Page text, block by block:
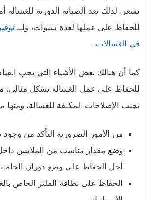
تشعر، لذلك تعد الصيانة الدورية للغسالة
للحفاظ على عملها لعدة سنوات، ولــ
في الغسالات.
كما أن هنالك بعض الأشياء التي يجب
للحفاظ على عمل الغسالة بشكل مثالي،
تجنب الإصلاحات المكلفة للغسالة، ومنها
من الأمور الضرورية التأكد من
وضع مقدار مناسب من الملابس
أجل الحفاظ على وضع دوران الحلة
الحفاظ على نظافة الفلتر الخاص